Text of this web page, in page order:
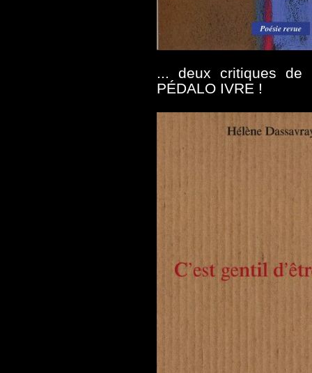
... deux critiques de
PÉDALO IVRE !